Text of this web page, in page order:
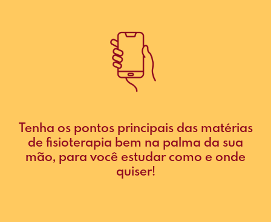
Tenha os pontos principais das matérias
de fisioterapia bem na palma da sua
mão, para você estudar como e onde
quiser!